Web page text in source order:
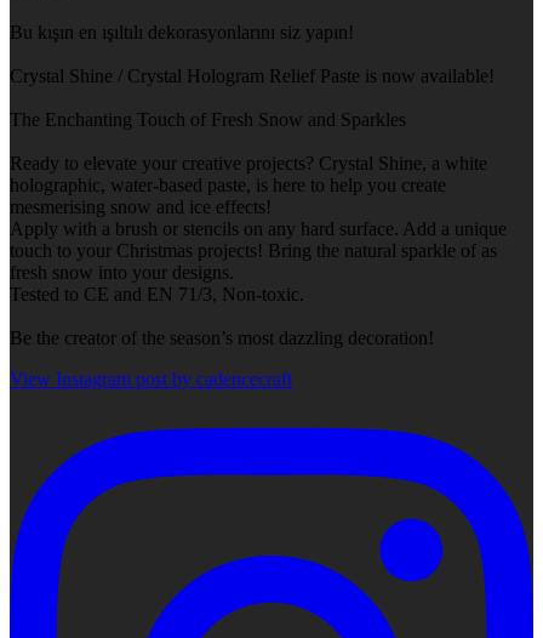
Bu kışın en ışıltılı dekorasyonlarını siz yapın!
Crystal Shine / Crystal Hologram Relief Paste is now available!
The Enchanting Touch of Fresh Snow and Sparkles
Ready to elevate your creative projects? Crystal Shine, a white
holographic, water-based paste, is here to help you create
mesmerising snow and ice effects!
Apply with a brush or stencils on any hard surface. Add a unique
touch to your Christmas projects! Bring the natural sparkle of as
fresh snow into your designs.
Tested to CE and EN 71/3, Non-toxic.
Be the creator of the season’s most dazzling decoration!
View Instagram post by cadencecraft